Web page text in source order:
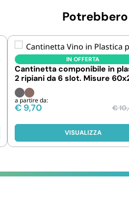
IN OFFERTA
Cantinetta componibile in
2 ripiani da 6 slot. Misure
cm
a partire da:
€ 9,70 €
VISUALIZZA